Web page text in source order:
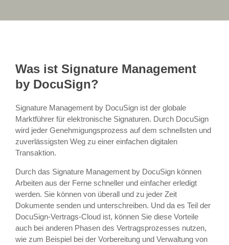
Was ist Signature Management
by DocuSign?
Signature Management by DocuSign ist der globale
Marktführer für elektronische Signaturen. Durch DocuSign
wird jeder Genehmigungsprozess auf dem schnellsten und
zuverlässigsten Weg zu einer einfachen digitalen
Transaktion.
Durch das Signature Management by DocuSign können
Arbeiten aus der Ferne schneller und einfacher erledigt
werden. Sie können von überall und zu jeder Zeit
Dokumente senden und unterschreiben. Und da es Teil der
DocuSign-Vertrags-Cloud ist, können Sie diese Vorteile
auch bei anderen Phasen des Vertragsprozesses nutzen,
wie zum Beispiel bei der Vorbereitung und Verwaltung von